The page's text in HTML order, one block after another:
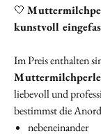
🤍
kunstvoll
Im Preis enthalten
liebevoll und
bestimmst die
nebeneinander